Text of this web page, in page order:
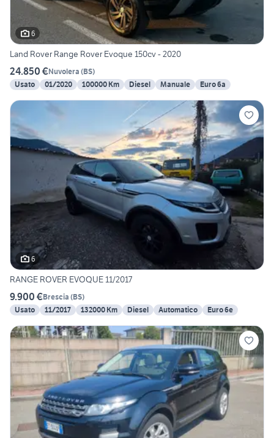
6
Land Rover Range Rover Evoque 150cv - 2020
24.850 €Nuvolera (BS)
Usato
01/2020 100000 Km Diesel Manuale Euro 6a
6
RANGE ROVER EVOQUE 11/2017
9.900 €Brescia (BS)
Usato
11/2017 132000 Km Diesel Automatico Euro 6e